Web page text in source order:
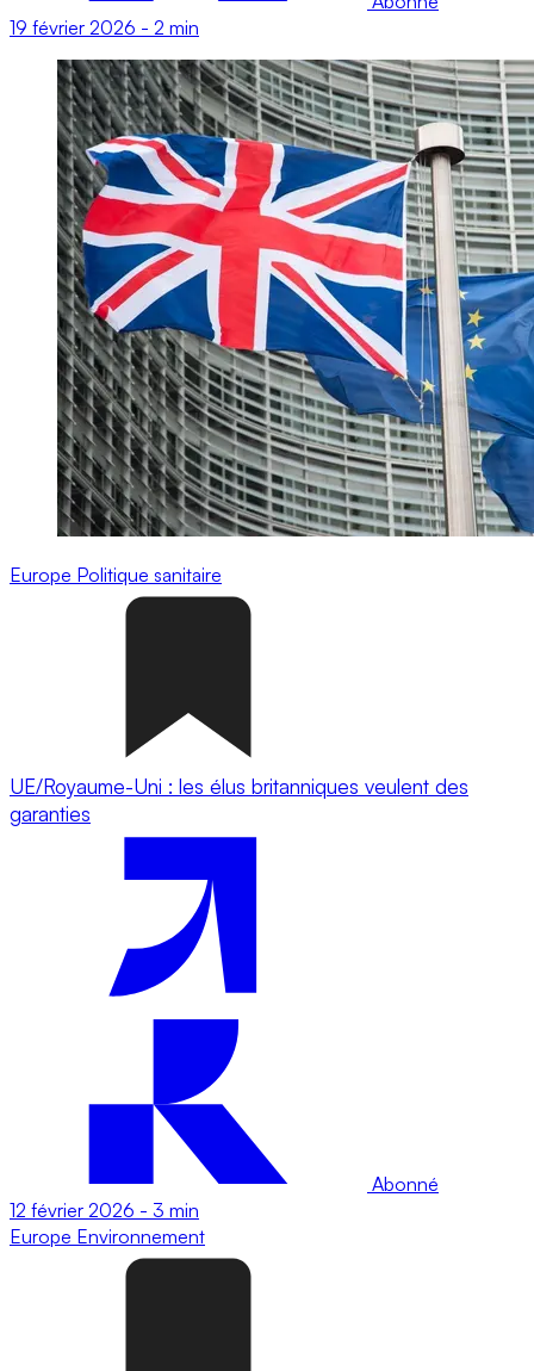
19 février 2026 - 2 min
Europe Politique sanitaire
UE/Royaume-Uni : les élus britanniques veulent des
garanties
Abonné
12 février 2026 - 3 min
Europe Environnement